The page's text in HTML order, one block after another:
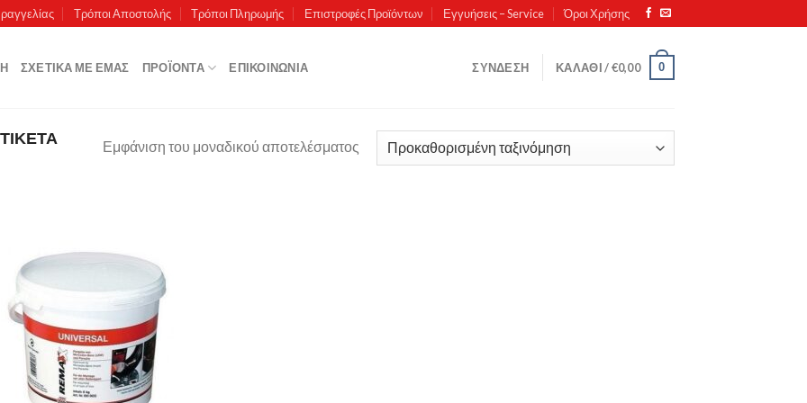
Τρόποι Αποστολής Τρόποι Πληρωμής Επιστροφές Προϊόντων Εγγυήσεις – Service Όροι Χρήσης
ΣΧΕΤΙΚΆ ΜΕ ΕΜΆΣ ΠΡΟΪΌΝΤΑ ΕΠΙΚΟΙΝΩΝΊΑ ΣΎΝΔΕΣΗ ΚΑΛΆΘΙ /€0,00 0
Εμφάνιση του μοναδικού αποτελέσματος
Πρόσθήκη
στην λίστα
επιθυμιών